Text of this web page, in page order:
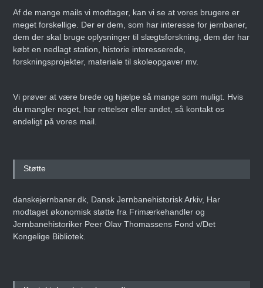
Af de mange mails vi modtager, kan vi se at vores brugere er
meget forskellige. Der er dem, som har interesse for jernbaner,
dem der skal bruge oplysninger til slægtsforskning, dem der har
købt en nedlagt station, historie interesserede,
forskningsprojekter, materiale til skoleopgaver mv.
Vi prøver at være brede og hjælpe så mange som muligt. Hvis
du mangler noget, har rettelser eller andet, så kontakt os
endeligt på vores mail.
Støtte
danskejernbaner.dk, Dansk Jernbanehistorisk Arkiv, Har
modtaget økonomisk støtte fra Frimærkehandler og
Jernbanehistoriker Peer Olav Thomassens Fond v/Det
Kongelige Bibliotek.